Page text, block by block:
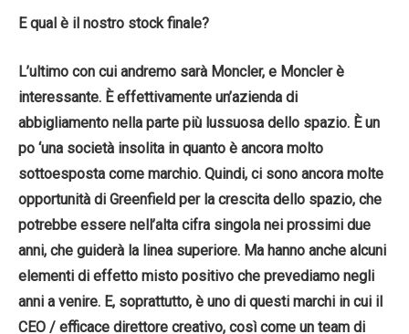
E qual è il nostro stock finale?
L’ultimo con cui andremo sarà Moncler, e Moncler è
interessante. È effettivamente un’azienda di
abbigliamento nella parte più lussuosa dello spazio. È un
po ‘una società insolita in quanto è ancora molto
sottoesposta come marchio. Quindi, ci sono ancora molte
opportunità di Greenfield per la crescita dello spazio, che
potrebbe essere nell’alta cifra singola nei prossimi due
anni, che guiderà la linea superiore. Ma hanno anche alcuni
elementi di effetto misto positivo che prevediamo negli
anni a venire. E, soprattutto, è uno di questi marchi in cui il
CEO / efficace direttore creativo, così come un team di